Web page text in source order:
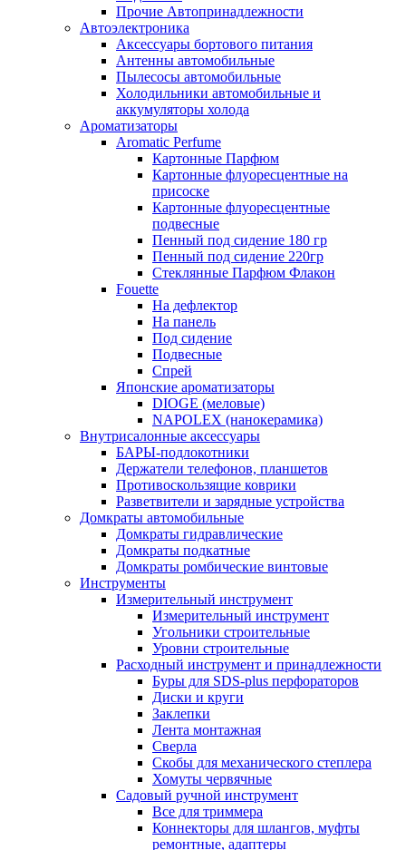
Прочие Автопринадлежности
Автоэлектроника
Аксессуары бортового питания
Антенны автомобильные
Пылесосы автомобильные
Холодильники автомобильные и
аккумуляторы холода
Ароматизаторы
Aromatic Perfume
Картонные Парфюм
Картонные флуоресцентные на
присоске
Картонные флуоресцентные
подвесные
Пенный под сидение 180 гр
Пенный под сидение 220гр
Стеклянные Парфюм Флакон
Fouette
На дефлектор
На панель
Под сидение
Подвесные
Спрей
Японские ароматизаторы
DIOGE (меловые)
NAPOLEX (нанокерамика)
Внутрисалонные аксессуары
БАРЫ-подлокотники
Держатели телефонов, планшетов
Противоскользящие коврики
Разветвители и зарядные устройства
Домкраты автомобильные
Домкраты гидравлические
Домкраты подкатные
Домкраты ромбические винтовые
Инструменты
Измерительный инструмент
Измерительный инструмент
Угольники строительные
Уровни строительные
Расходный инструмент и принадлежности
Буры для SDS-plus перфораторов
Диски и круги
Заклепки
Лента монтажная
Сверла
Скобы для механического степлера
Хомуты червячные
Садовый ручной инструмент
Все для триммера
Коннекторы для шлангов, муфты
ремонтные, адаптеры